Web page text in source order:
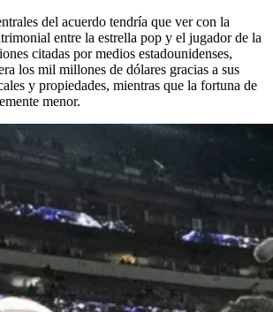
del acuerdo tendría que ver con la
entre la estrella pop y el jugador de la
citadas por medios estadounidenses,
los mil millones de dólares gracias a sus
y propiedades, mientras que la fortuna de
menor.